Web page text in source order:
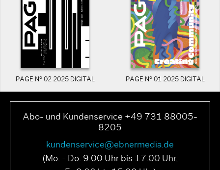
PAGE N° 02 2025 DIGITAL PAGE N° 01 2025 DIGITAL
Abo- und Kundenservice +49 731 88005-
8205
kundenservice@ebnermedia.de
(Mo. - Do. 9.00 Uhr bis 17.00 Uhr,